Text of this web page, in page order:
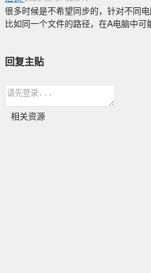
很多时候是不希望同步的，针对不同电
比如同一个文件的路径，在A电脑中
回复主贴
相关资源